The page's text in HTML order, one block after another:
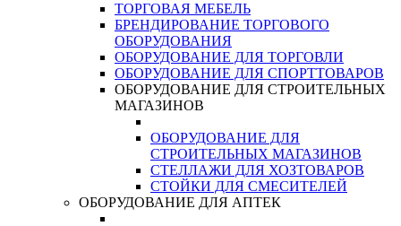
ТОРГОВАЯ МЕБЕЛЬ
БРЕНДИРОВАНИЕ ТОРГОВОГО
ОБОРУДОВАНИЯ
ОБОРУДОВАНИЕ ДЛЯ ТОРГОВЛИ
ОБОРУДОВАНИЕ ДЛЯ СПОРТТОВАРОВ
ОБОРУДОВАНИЕ ДЛЯ СТРОИТЕЛЬНЫХ
МАГАЗИНОВ
ОБОРУДОВАНИЕ ДЛЯ
СТРОИТЕЛЬНЫХ МАГАЗИНОВ
СТЕЛЛАЖИ ДЛЯ ХОЗТОВАРОВ
СТОЙКИ ДЛЯ СМЕСИТЕЛЕЙ
ОБОРУДОВАНИЕ ДЛЯ АПТЕК